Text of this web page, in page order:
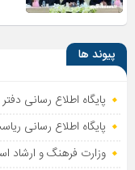
پیوند ها
پایگاه اطلاع رسانی
پایگاه اطلاع‌ رسانی
وزارت فرهنگ و ارشاد